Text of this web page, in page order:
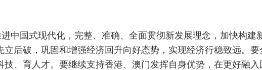
中国式现代化，完整、准确、全面贯彻新发展理念，加快构建
后破，巩固和增强经济回升向好态势，实现经济行稳致远。
、育人才。要继续支持香港、澳门发挥自身优势，在更好融